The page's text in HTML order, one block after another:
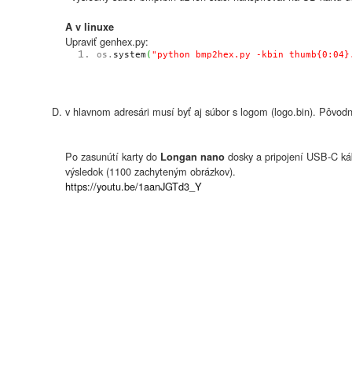
A v linuxe
Upraviť genhex.py:
os. system ( "python bmp2hex.py -kbin
v hlavnom adresári musí byť aj súbor s logom (logo.bin).
Po zasunútí karty do Longan nano dosky a pripojení USB-C
výsledok (1100 zachyteným obrázkov).
https://youtu.be/1aanJGTd3_Y